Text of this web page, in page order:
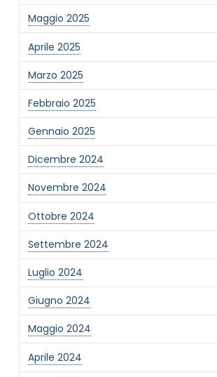
Maggio 2025
Aprile 2025
Marzo 2025
Febbraio 2025
Gennaio 2025
Dicembre 2024
Novembre 2024
Ottobre 2024
Settembre 2024
Luglio 2024
Giugno 2024
Maggio 2024
Aprile 2024
NOME STRUTTURA
MAIL REFERENTE
MOTIVO DEL CONTATTO
Informativa Privacy
Ho preso visione
Privacy Policy completa